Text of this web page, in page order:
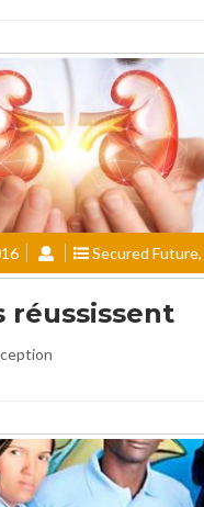
Secured Future,
réussissent